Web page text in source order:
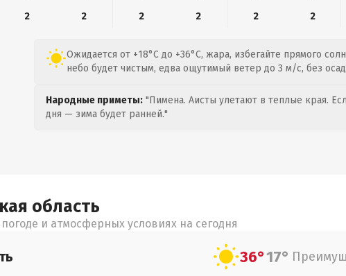
2
2 2 2 2 2
Ожидается от +18°C до +36°C, жара, избегайте прямого
небо будет чистым, едва ощутимый ветер до 3 м/с, без
Народные приметы: "Пимена. Аисты улетают в теплые края.
дня — зима будет ранней."
область
и атмосферных условиях на сегодня
36°17°